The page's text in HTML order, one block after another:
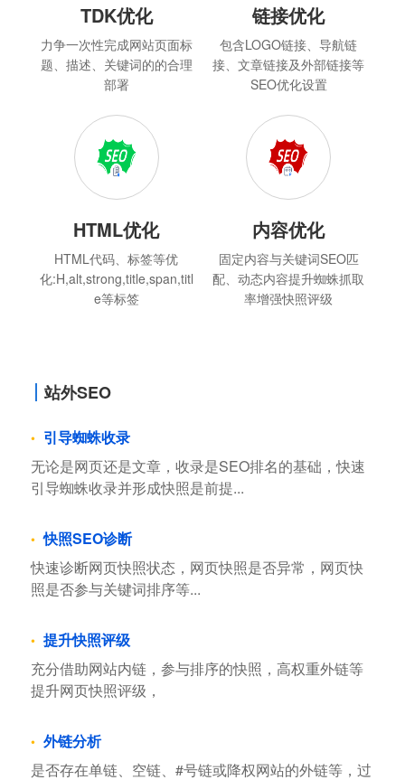
TDK优化
力争一次性完成网站页面标
题、描述、关键词的的合理
部署
链接优化
包含LOGO链接、导航链
接、文章链接及外部链接等
SEO优化设置
HTML优化
HTML代码、标签等优
化:H,alt,strong,title,span,titl
e等标签
内容优化
固定内容与关键词SEO匹
配、动态内容提升蜘蛛抓取
率增强快照评级
站外SEO
引导蜘蛛收录
无论是网页还是文章，收录是SEO排名的基础，快速
引导蜘蛛收录并形成快照是前提...
快照SEO诊断
快速诊断网页快照状态，网页快照是否异常，网页快
照是否参与关键词排序等...
提升快照评级
充分借助网站内链，参与排序的快照，高权重外链等
提升网页快照评级，
外链分析
是否存在单链、空链、#号链或降权网站的外链等，过